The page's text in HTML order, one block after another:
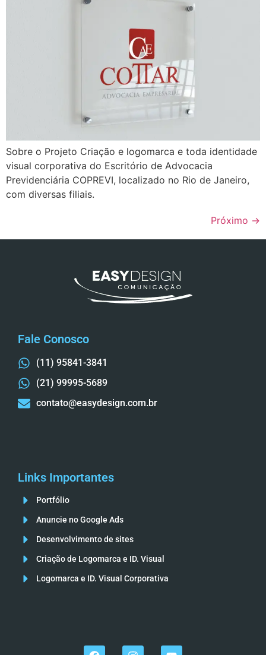
Sobre o Projeto Criação e logomarca e toda identidade
visual corporativa do Escritório de Advocacia
Previdenciária COPREVI, localizado no Rio de Janeiro,
com diversas filiais.
Próximo →
Fale Conosco
(11) 95841-3841
(21) 99995-5689
contato@easydesign.com.br
Links Importantes
Portfólio
Anuncie no Google Ads
Desenvolvimento de sites
Criação de Logomarca e ID. Visual
Logomarca e ID. Visual Corporativa